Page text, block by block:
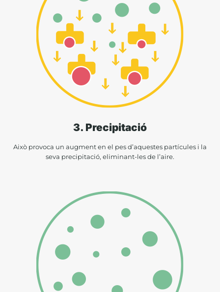
3. Precipitació
Això provoca un augment en el pes d’aquestes partícules i la
seva precipitació, eliminant-les de l’aire.